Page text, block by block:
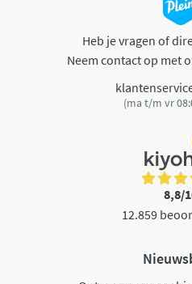
Heb je vragen of
Neem contact op met
(ma t/m vr
8,8/
12.859